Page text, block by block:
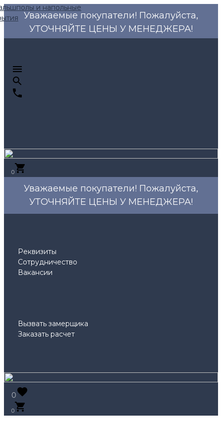
Уважаемые покупатели! Пожалуйста,
УТОЧНЯЙТЕ ЦЕНЫ У МЕНЕДЖЕРА!
0
Уважаемые покупатели! Пожалуйста,
УТОЧНЯЙТЕ ЦЕНЫ У МЕНЕДЖЕРА!
Реквизиты
Сотрудничество
Вакансии
Вызвать замерщика
Заказать расчет
0
0